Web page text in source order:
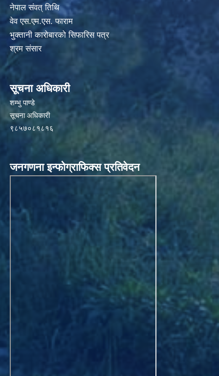
नेपाल संवत् तिथि
वेव एस.एम.एस. फाराम
भुक्तानी कारोबारको सिफारिस पत्र
श्रम संसार
सूचना अधिकारी
शम्भु पाण्डे
सूचना अधिकारी
९८५७०८१८१६
जनगणना इन्फोग्राफिक्स प्रतिवेदन